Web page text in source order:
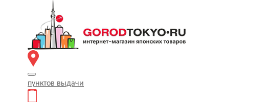
пунктов выдачи